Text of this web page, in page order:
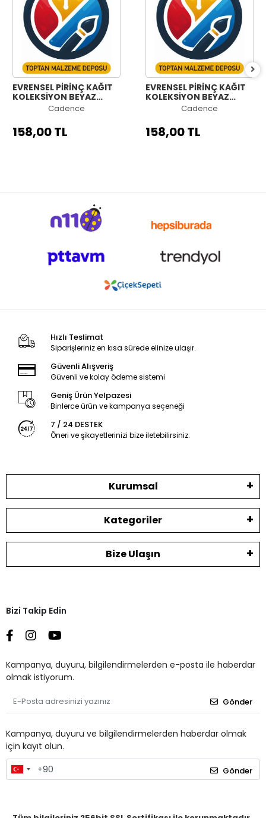
EVRENSEL PİRİNÇ KAĞIT
KOLEKSİYON BEYAZ
ZEMİN UC-180 90X90
Cadence
158,00 TL
EVRENSEL PİRİNÇ KAĞIT
KOLEKSİYON BEYAZ
ZEMİN UC-179 90X90
Cadence
158,00 TL
Hızlı Teslimat
Siparişleriniz en kısa sürede elinize ulaşır.
Güvenli Alışveriş
Güvenli ve kolay ödeme sistemi
Geniş Ürün Yelpazesi
Binlerce ürün ve kampanya seçeneği
7 / 24 DESTEK
Öneri ve şikayetlerinizi bize iletebilirsiniz.
Kurumsal
Kategoriler
Bize Ulaşın
Bizi Takip Edin
Kampanya, duyuru, bilgilendirmelerden e-posta ile haberdar
olmak istiyorum.
Gönder
Kampanya, duyuru ve bilgilendirmelerden haberdar olmak
için kayıt olun.
Gönder